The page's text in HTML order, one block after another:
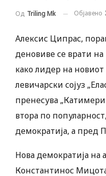
Од Triling Mk Објавено
Алексис Ципрас,
деновиве се врати
како лидер на
левичарски сојуз
пренесува
втора по
демократија, а пред
Нова демократија
Константинос